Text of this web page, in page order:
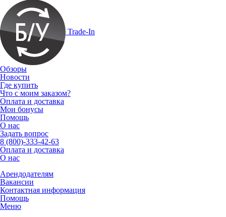
Trade-In
Обзоры
Новости
Где купить
Что с моим заказом?
Оплата и доставка
Мои бонусы
Помощь
О нас
Задать вопрос
8 (800)-333-42-63
Оплата и доставка
О нас
Арендодателям
Вакансии
Контактная информация
Помощь
Меню